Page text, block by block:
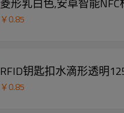
￥0.85
RFID钥匙扣水滴形透明
￥0.85